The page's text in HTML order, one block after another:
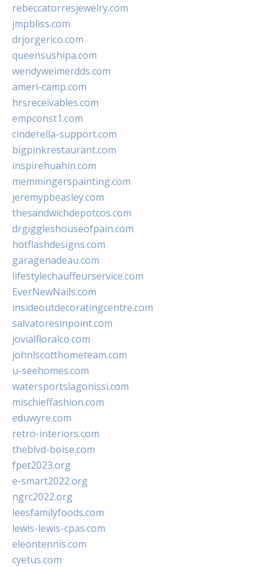
rebeccatorresjewelry.com
jmpbliss.com
drjorgerico.com
queensushipa.com
wendyweimerdds.com
ameri-camp.com
hrsreceivables.com
empconst1.com
cinderella-support.com
bigpinkrestaurant.com
inspirehuahin.com
memmingerspainting.com
jeremypbeasley.com
thesandwichdepotcos.com
drgiggleshouseofpain.com
hotflashdesigns.com
garagenadeau.com
lifestylechauffeurservice.com
EverNewNails.com
insideoutdecoratingcentre.com
salvatoresinpoint.com
jovialfloralco.com
johnlscotthometeam.com
u-seehomes.com
watersportslagonissi.com
mischieffashion.com
eduwyre.com
retro-interiors.com
theblvd-boise.com
fpet2023.org
e-smart2022.org
ngrc2022.org
leesfamilyfoods.com
lewis-lewis-cpas.com
eleontennis.com
cyetus.com